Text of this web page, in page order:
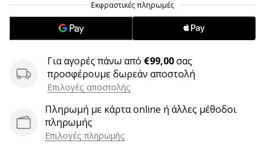
φόρουμ
συζητήσεων;
σας
αποφέρουν
Για αγορές πάνω από €99,00σας
προσφέρουμε δωρεάν αποστολή
Επιλογές αποστολής
Πληρωμή με κάρτα online ή άλλες μέθοδοι
πληρωμής
Επιλογές πληρωμής